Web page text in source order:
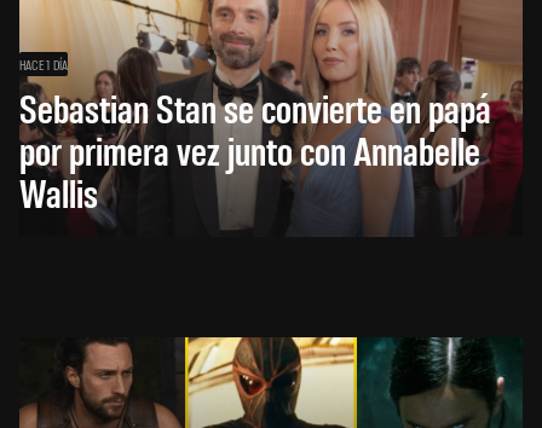
HACE 1 DÍA
Sebastian Stan se convierte en papá
por primera vez junto con Annabelle
Wallis